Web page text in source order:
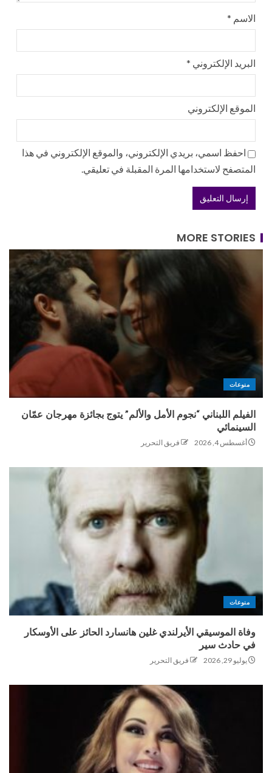
الاسم *
البريد الإلكتروني *
الموقع الإلكتروني
احفظ اسمي، بريدي الإلكتروني، والموقع الإلكتروني في هذا
المتصفح لاستخدامها المرة المقبلة في تعليقي.
MORE STORIES
منوعات
الفيلم اللبناني “نجوم الأمل والألم” يتوج بجائزة مهرجان عمّان
السينمائي
أغسطس 4, 2026 فريق التحرير
منوعات
وفاة الموسيقي الأيرلندي غلين هانسارد الحائز على الأوسكار
في حادث سير
يوليو 29, 2026 فريق التحرير